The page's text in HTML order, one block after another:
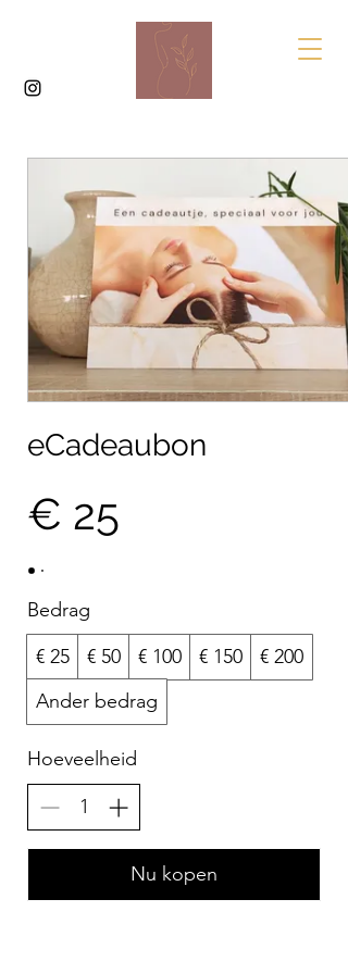
eCadeaubon
€ 25
Bedrag
€ 25
€ 50 € 100 € 150
€ 200
Ander bedrag
Hoeveelheid
Nu kopen